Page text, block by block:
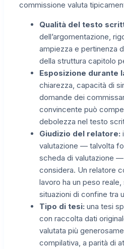
commissione valuta
Qualità del testo
dell’argomentazione,
ampiezza e pertinenza
della struttura capitolo
Esposizione durante
chiarezza, capacità di
domande dei
convincente può
debolezza nel testo
Giudizio del relatore:
valutazione — talvolta
scheda di valutazione
considera. Un relatore
lavoro ha un peso
situazioni di confine tra
Tipo di tesi: una tesi
con raccolta dati
valutata più
compilativa, a parità di